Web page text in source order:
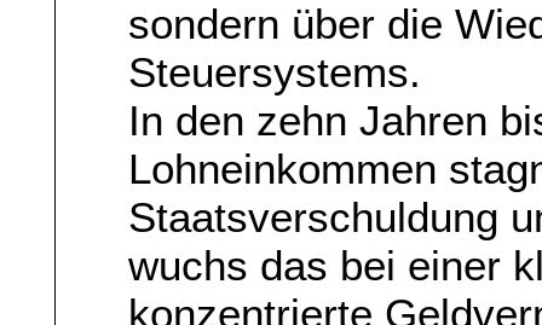
sondern über die
Steuersystems.
In den zehn Jahren
Lohneinkommen
Staatsverschuldung
wuchs das bei einer
konzentrierte